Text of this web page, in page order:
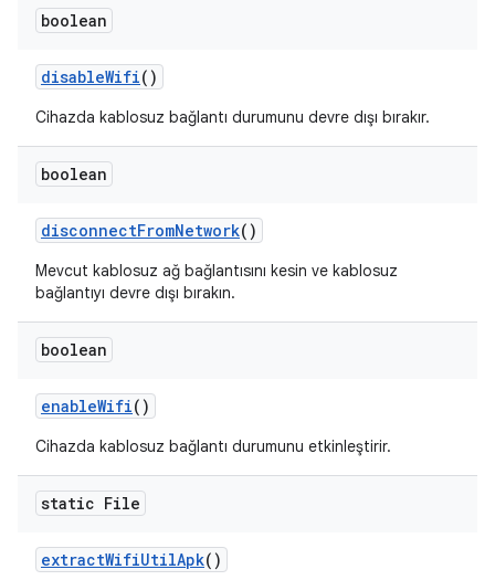
boolean
disableWifi()
Cihazda kablosuz bağlantı durumunu devre dışı bırakır.
boolean
disconnectFromNetwork()
Mevcut kablosuz ağ bağlantısını kesin ve kablosuz
bağlantıyı devre dışı bırakın.
boolean
enableWifi()
Cihazda kablosuz bağlantı durumunu etkinleştirir.
static File
extractWifiUtilApk()